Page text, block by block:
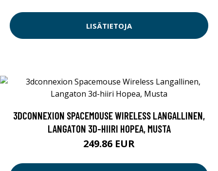
LISÄTIETOJA
3DCONNEXION SPACEMOUSE WIRELESS LANGALLINEN,
LANGATON 3D-HIIRI HOPEA, MUSTA
249.86 EUR